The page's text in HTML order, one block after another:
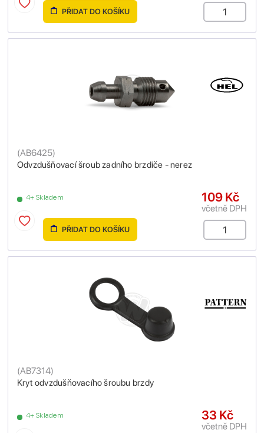
PŘIDAT DO KOŠÍKU
Odvzdušňovací šroub zadního brzdiče - nerez
(AB6425)
4+ Skladem 109 Kč
včetně DPH
PŘIDAT DO KOŠÍKU
Kryt odvzdušňovacího šroubu brzdy
(AB7314)
4+ Skladem 33 Kč
včetně DPH